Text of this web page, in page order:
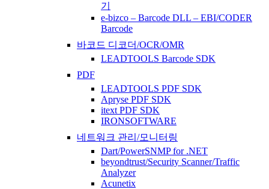
기
e-bizco – Barcode DLL – EBI/CODER
Barcode
바코드 디코더/OCR/OMR
LEADTOOLS Barcode SDK
PDF
LEADTOOLS PDF SDK
Apryse PDF SDK
itext PDF SDK
IRONSOFTWARE
네트워크 관리/모니터링
Dart/PowerSNMP for .NET
beyondtrust/Security Scanner/Traffic
Analyzer
Acunetix